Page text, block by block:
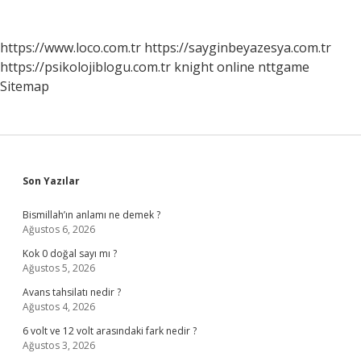
https://www.loco.com.tr https://sayginbeyazesya.com.tr
https://psikolojiblogu.com.tr knight online nttgame
Sitemap
Sidebar
Son Yazılar
Bismillah’ın anlamı ne demek ?
Ağustos 6, 2026
Kok 0 doğal sayı mı ?
Ağustos 5, 2026
Avans tahsilatı nedir ?
Ağustos 4, 2026
6 volt ve 12 volt arasındaki fark nedir ?
Ağustos 3, 2026